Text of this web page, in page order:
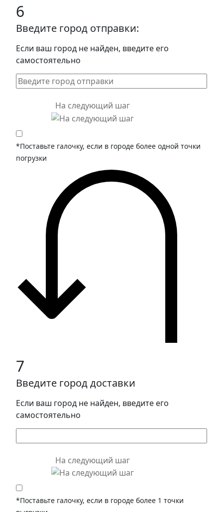
6
Введите город отправки:
Если ваш город не найден, введите его
самостоятельно
На следующий шаг
*Поставьте галочку, если в городе более одной точки
погрузки
7
Введите город доставки
Если ваш город не найден, введите его
самостоятельно
На следующий шаг
*Поставьте галочку, если в городе более 1 точки